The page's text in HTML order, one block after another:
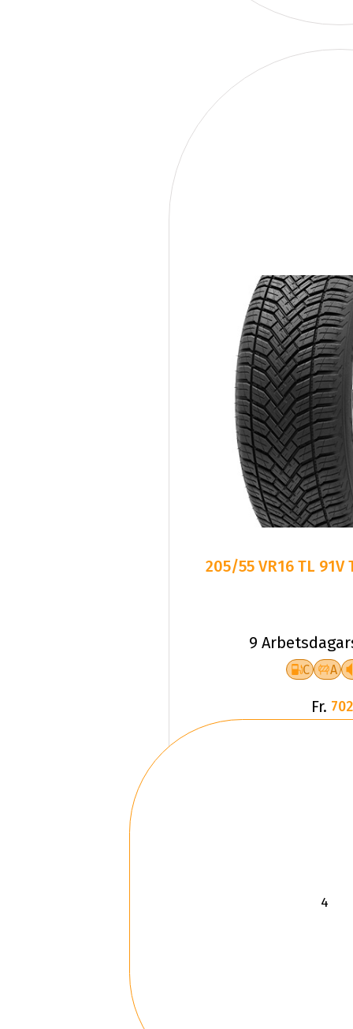
205/55 VR16 TL 91V
9
C A
Fr.